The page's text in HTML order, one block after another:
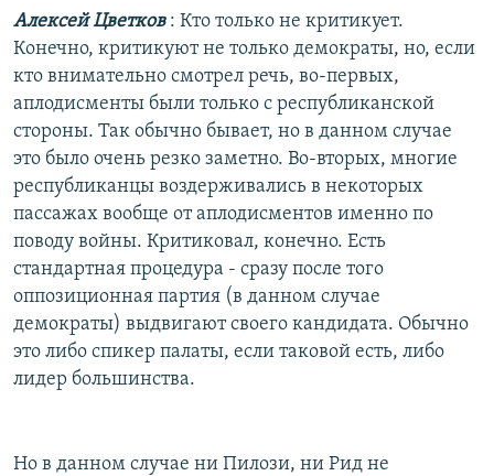
Алексей Цветков : Кто только не критикует.
Конечно, критикуют не только демократы, но, если
кто внимательно смотрел речь, во-первых,
аплодисменты были только с республиканской
стороны. Так обычно бывает, но в данном случае
это было очень резко заметно. Во-вторых, многие
республиканцы воздерживались в некоторых
пассажах вообще от аплодисментов именно по
поводу войны. Критиковал, конечно. Есть
стандартная процедура - сразу после того
оппозиционная партия (в данном случае
демократы) выдвигают своего кандидата. Обычно
это либо спикер палаты, если таковой есть, либо
лидер большинства.
Но в данном случае ни Пилози, ни Рид не